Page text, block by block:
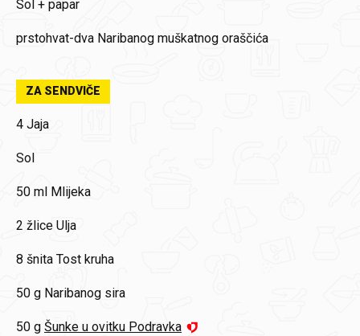
Sol + papar
prstohvat-dva Naribanog muškatnog oraščića
ZA SENDVIČE
4 Jaja
Sol
50 ml Mlijeka
2 žlice Ulja
8 šnita Tost kruha
50 g Naribanog sira
50 g Šunke u ovitku Podravka